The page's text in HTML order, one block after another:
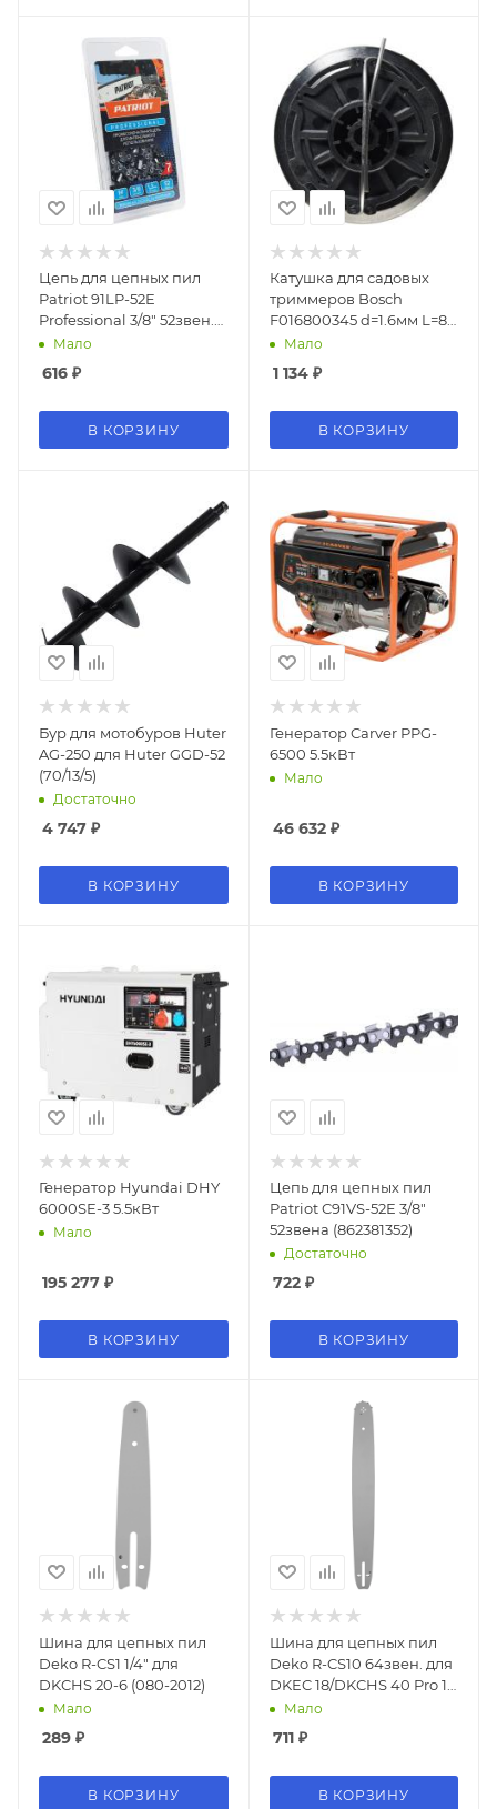
Цепь для цепных пил
Patriot 91LP-52E
Professional 3/8" 52звен.
(862321035)
Мало
616 ₽
В КОРЗИНУ
Катушка для садовых
триммеров Bosch
F016800345 d=1.6мм L=8м
для Bosch ART35
Мало
1 134₽
В КОРЗИНУ
Бур для мотобуров Huter
AG-250 для Huter GGD-52
(70/13/5)
Достаточно
4 747 ₽
В КОРЗИНУ
Генератор Carver PPG-
6500 5.5кВт
Мало
46 632₽
В КОРЗИНУ
Генератор Hyundai DHY
6000SE-3 5.5кВт
Мало
195 277 ₽
В КОРЗИНУ
Цепь для цепных пил
Patriot C91VS-52E 3/8"
52звена (862381352)
Достаточно
722₽
В КОРЗИНУ
Шина для цепных пил
Deko R-CS1 1/4" для
DKCHS 20-6 (080-2012)
Мало
289 ₽
В КОРЗИНУ
Шина для цепных пил
Deko R-CS10 64звен. для
DKEC 18/DKCHS 40 Pro 18
(упак.:1шт) (080-2042)
Мало
711₽
В КОРЗИНУ